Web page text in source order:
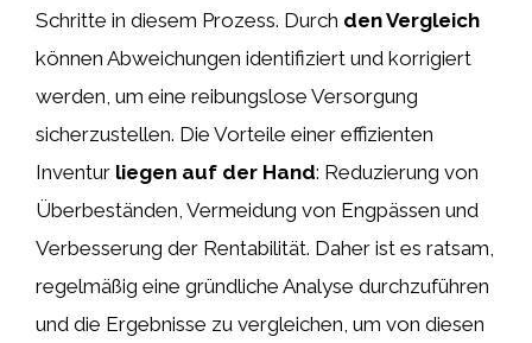
Schritte in diesem Prozess. Durch den Vergleich
können Abweichungen identifiziert und korrigiert
werden, um eine reibungslose Versorgung
sicherzustellen. Die Vorteile einer effizienten
Inventur liegen auf der Hand: Reduzierung von
Überbeständen, Vermeidung von Engpässen und
Verbesserung der Rentabilität. Daher ist es ratsam,
regelmäßig eine gründliche Analyse durchzuführen
und die Ergebnisse zu vergleichen, um von diesen